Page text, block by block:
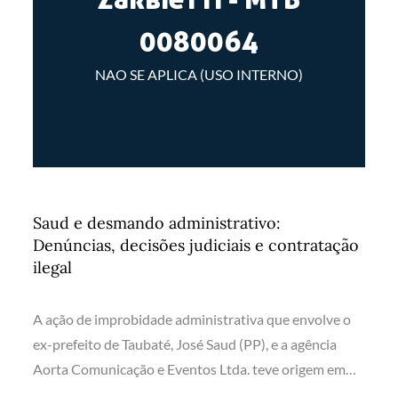
0080064
NAO SE APLICA (USO INTERNO)
Saud e desmando administrativo:
Denúncias, decisões judiciais e contratação
ilegal
A ação de improbidade administrativa que envolve o
ex-prefeito de Taubaté, José Saud (PP), e a agência
Aorta Comunicação e Eventos Ltda. teve origem em…